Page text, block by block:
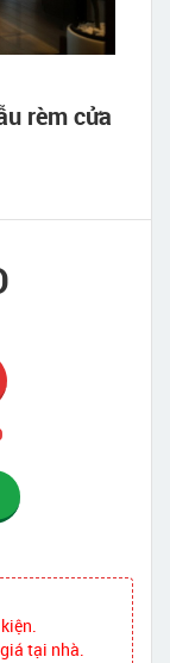
rèm cửa
tại nhà.